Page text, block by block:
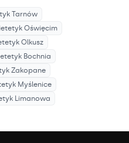
Tarnów
Oświęcim
Olkusz
Bochnia
Zakopane
Myślenice
Limanowa